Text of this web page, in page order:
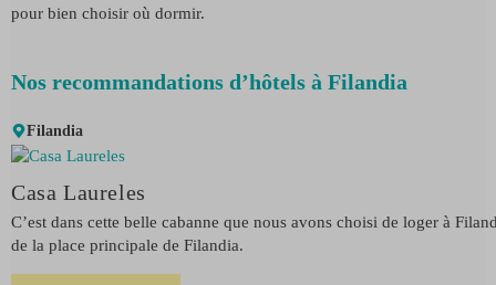
pour bien choisir où dormir.
Nos recommandations d’hôtels à Filandia
Filandia
Casa Laureles
C’est dans cette belle cabanne que nous avons choisi de loger à
de la place principale de Filandia.